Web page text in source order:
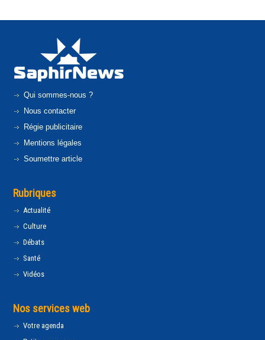
Qui sommes-nous ?
Nous contacter
Régie publicitaire
Mentions légales
Soumettre article
Rubriques
Actualité
Culture
Débats
Santé
Vidéos
Nos services web
Votre agenda